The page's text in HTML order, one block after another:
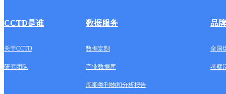
CCTD是谁 数据服务 品
关于CCTD 数据定制 全国
研究团队 产业数据库 考察
周期类刊物和分析报告